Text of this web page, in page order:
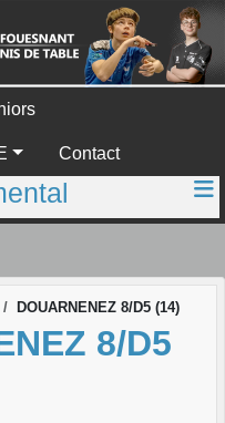
Contact
DOUARNENEZ 8/D5 (14)
8/D5